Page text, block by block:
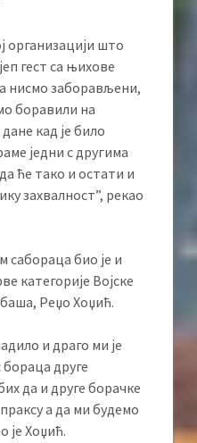
организацији што
гест са њихове
нисмо заборављени,
боравили на
кад је било
једни с другима
ће тако и остати и
захвалност”, рекао
сабораца био је и
категорије Војске
Реџо Хоџић.
и драго ми је
бораца друге
да и друге борачке
а да ми будемо
је Хоџић.